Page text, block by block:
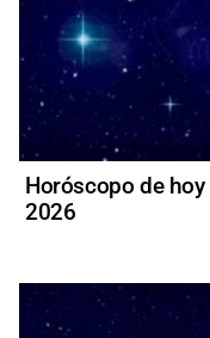
Horóscopo de
2026